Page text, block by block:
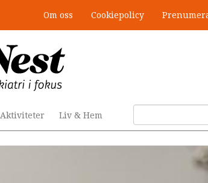
Om oss Cookiepolicy
Aktiviteter Liv & Hem